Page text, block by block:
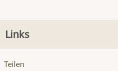
Links
Teilen